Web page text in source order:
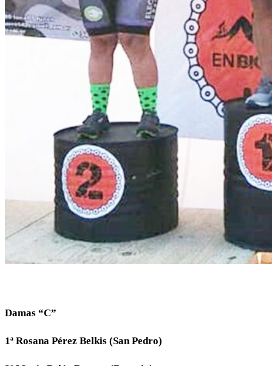
Damas “C”
1ª Rosana Pérez Belkis (San Pedro)